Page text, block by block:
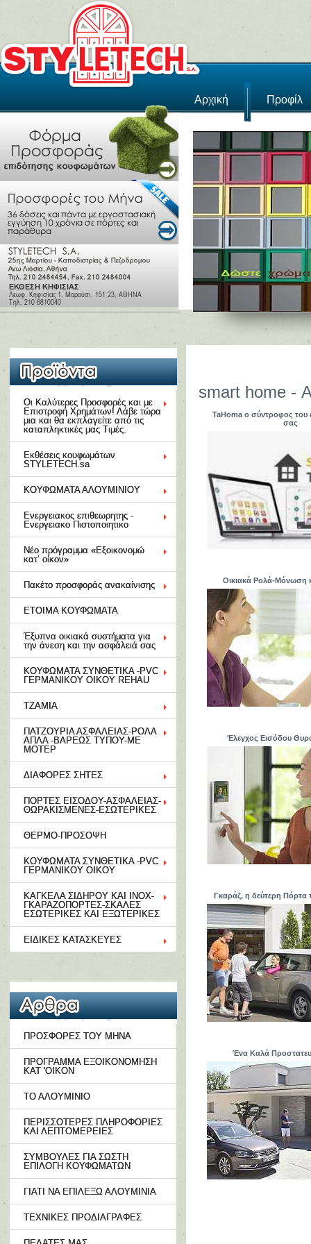
Αρχική Προφίλ
Οι Καλύτερες Προσφορές και με
Επιστροφή Χρημάτων! Λάβε τώρα
μια και θα εκπλαγείτε από τις
καταπληκτικές μας Τιμές.
Εκθέσεις κουφωμάτων
STYLETECH.sa
ΚΟΥΦΩΜΑΤΑ ΑΛΟΥΜΙΝΙΟΥ
Ενεργειακος επιθεωρητης -
Ενεργειακο Πιστοποιητικο
Νέο πρόγραμμα «Εξοικονομώ
κατ’ οίκον»
Πακέτο προσφοράς ανακαίνισης
ΕΤΟΙΜΑ ΚΟΥΦΩΜΑΤΑ
Έξυπνα οικιακά συστήματα για
την άνεση και την ασφάλειά σας
ΚΟΥΦΩΜΑΤΑ ΣΥΝΘΕΤΙΚΑ -PVC
ΓΕΡΜΑΝΙΚΟΥ ΟΙΚΟΥ REHAU
ΤΖΑΜΙΑ
ΠΑΤΖΟΥΡΙΑ ΑΣΦΑΛΕΙΑΣ-ΡΟΛΑ
ΑΠΛΑ -ΒΑΡΕΩΣ ΤΥΠΟΥ-ΜΕ
ΜΟΤΕΡ
ΔΙΑΦΟΡΕΣ ΣΗΤΕΣ
ΠΟΡΤΕΣ ΕΙΣΟΔΟΥ-ΑΣΦΑΛΕΙΑΣ-
ΘΩΡΑΚΙΣΜΕΝΕΣ-ΕΣΩΤΕΡΙΚΕΣ
ΘΕΡΜΟ-ΠΡΟΣΟΨΗ
ΚΟΥΦΩΜΑΤΑ ΣΥΝΘΕΤΙΚΑ -PVC
ΓΕΡΜΑΝΙΚΟΥ ΟΙΚΟΥ
ΚΑΓΚΕΛΑ ΣΙΔΗΡΟΥ ΚΑΙ ΙΝΟΧ-
ΓΚΑΡΑΖΟΠΟΡΤΕΣ-ΣΚΑΛΕΣ
ΕΣΩΤΕΡΙΚΕΣ ΚΑΙ ΕΞΩΤΕΡΙΚΕΣ
ΕΙΔΙΚΕΣ ΚΑΤΑΣΚΕΥΕΣ
ΠΡΟΣΦΟΡΕΣ ΤΟΥ ΜΗΝΑ
ΠΡΟΓΡΑΜΜΑ ΕΞΟΙΚΟΝΟΜΗΣΗ
ΚΑΤ 'ΟΙΚΟΝ
ΤΟ ΑΛΟΥΜΙΝΙΟ
ΠΕΡΙΣΣΟΤΕΡΕΣ ΠΛΗΡΟΦΟΡΙΕΣ
ΚΑΙ ΛΕΠΤΟΜΕΡΕΙΕΣ
ΣΥΜΒΟΥΛΕΣ ΓΙΑ ΣΩΣΤΗ
ΕΠΙΛΟΓΗ ΚΟΥΦΩΜΑΤΩΝ
ΓΙΑΤΙ ΝΑ ΕΠΙΛΕΞΩ ΑΛΟΥΜΙΝΙΑ
ΤΕΧΝΙΚΕΣ ΠΡΟΔΙΑΓΡΑΦΕΣ
smart home -
TaHoma ο σύντροφος του
σας
Οικιακά Ρολά-Μόνωση
Έλεγχος Εισόδου
Γκαράζ, η δεύτερη Πόρτα
Ένα Καλά